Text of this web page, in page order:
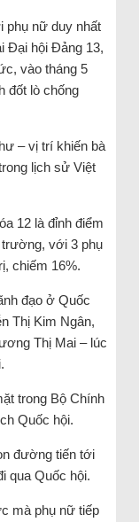
phụ nữ duy nhất
Đại hội Đảng 13,
vào tháng 5
đốt lò chống
– vị trí khiến bà
lịch sử Việt
12 là đỉnh điểm
với 3 phụ
chiếm 16%.
đạo ở Quốc
Thị Kim Ngân,
Thị Mai – lúc
trong Bộ Chính
Quốc hội.
đường tiến tới
qua Quốc hội.
mà phụ nữ tiếp